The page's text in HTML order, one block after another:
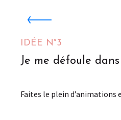
Longuenesse
IDÉE N°3
Je me défoule
Faites le plein d’animations